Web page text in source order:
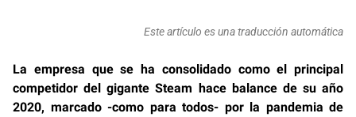
Este artículo es una traducción automática
La empresa que se ha consolidado como el principal
competidor del gigante Steam hace balance de su año
2020, marcado -como para todos- por la pandemia de